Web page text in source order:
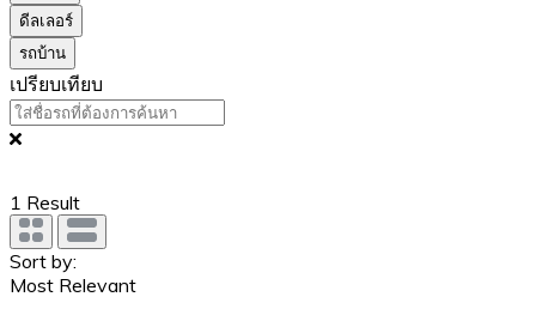
ดีลเลอร์
รถบ้าน
เปรียบเทียบ
1 Result
Sort by:
Most Relevant